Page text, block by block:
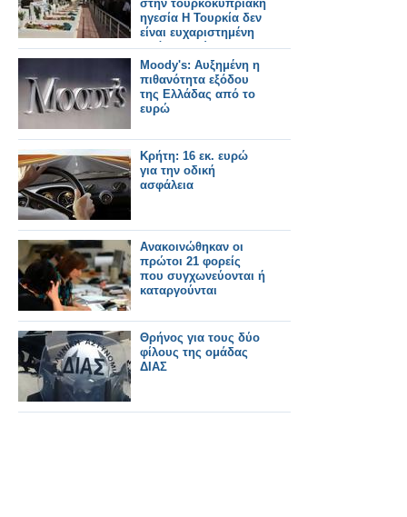
στην τουρκοκυπριακή
ηγεσία Η Τουρκία δεν
είναι ευχαριστημένη
από τα πρώτα
αποτελέσματα του
οικονομικού πακέτου.
Moody's: Αυξημένη η
πιθανότητα εξόδου
της Ελλάδας από το
ευρώ
Κρήτη: 16 εκ. ευρώ
για την οδική
ασφάλεια
Ανακοινώθηκαν οι
πρώτοι 21 φορείς
που συγχωνεύονται ή
καταργούνται
Θρήνος για τους δύο
φίλους της ομάδας
ΔΙΑΣ